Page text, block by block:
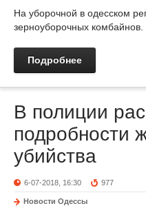
На уборочной в одесском
зерноуборочных комбайнов.
Подробнее
В полиции
подробности
убийства
6-07-2018, 16:30 977
Новости Одессы